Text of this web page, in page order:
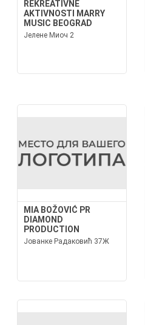
REKREATIVNE
AKTIVNOSTI MARRY
MUSIC BEOGRAD
Јелене Миоч 2
MIA BOŽOVIĆ PR
DIAMOND
PRODUCTION
Јованке Радаковић 37Ж